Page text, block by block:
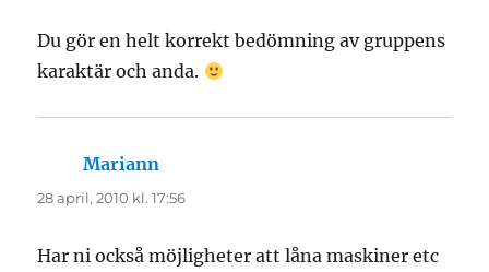
Du gör en helt korrekt bedömning av gruppens
karaktär och anda.
Mariann
28 april, 2010 kl. 17:56
Har ni också möjligheter att låna maskiner etc